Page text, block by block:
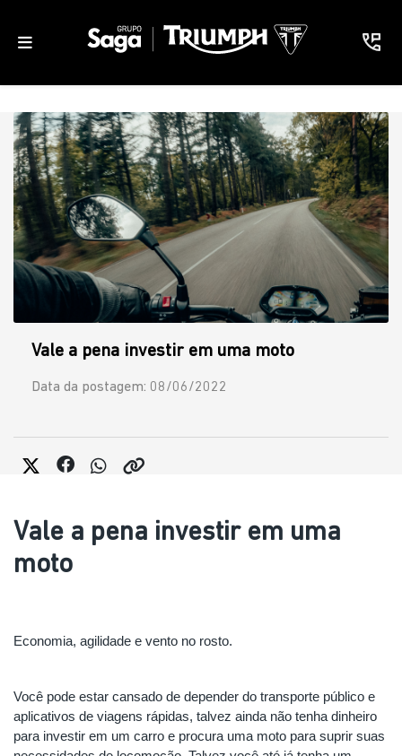
Vale a pena investir em uma moto
Data da postagem: 08/06/2022
Vale a pena investir em uma
moto
Economia, agilidade e vento no rosto.
Você pode estar cansado de depender do transporte público e
aplicativos de viagens rápidas, talvez ainda não tenha dinheiro
para investir em um carro e procura uma moto para suprir suas